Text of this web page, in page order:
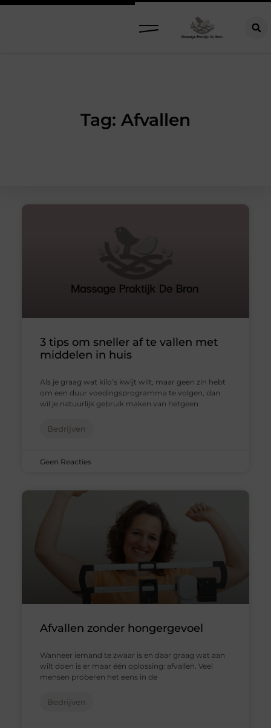
Tag: Afvallen
3 tips om sneller af te vallen met
middelen in huis
Als je graag wat kilo’s kwijt wilt, maar geen zin hebt
om een duur voedingsprogramma te volgen, dan
wil je natuurlijk gebruik maken van hetgeen
Bedrijven
Geen Reacties
Afvallen zonder hongergevoel
Wanneer iemand te zwaar is en daar graag wat aan
wilt doen is er maar één oplossing: afvallen. Veel
mensen proberen het eens in de
Bedrijven